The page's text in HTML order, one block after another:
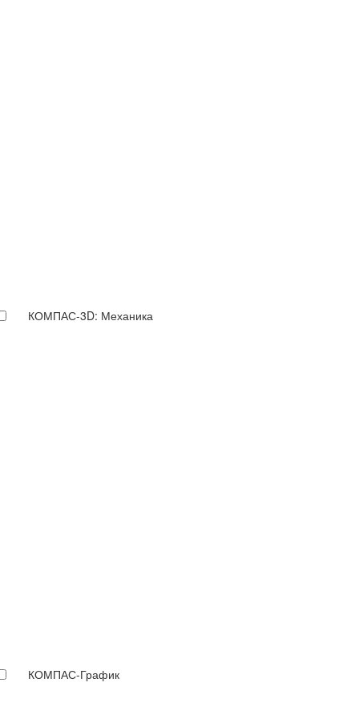
КОМПАС-3D: Механика
КОМПАС-График